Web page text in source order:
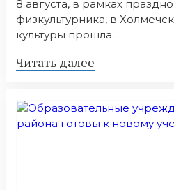
8 августа, в рамках
физкультурника, в
культуры прошла ...
Читать далее